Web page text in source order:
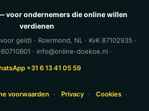
voor ondernemers die online willen
verdienen
geld) · Roermond, NL · KvK 87102935 ·
· info@online-doekoe.nl ·
+31 6 13 41 05 59
voorwaarden · Privacy · Cookies ·